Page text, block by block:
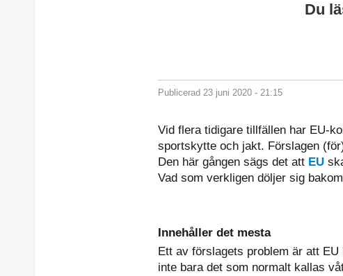
Du
Publicerad 23 juni 2020 - 21:15
Vid flera tidigare tillfällen har EU-
sportskytte och jakt. Förslagen
Den här gången sägs det att EU
Vad som verkligen döljer sig
Innehåller det mesta
Ett av förslagets problem är att
inte bara det som normalt kallas